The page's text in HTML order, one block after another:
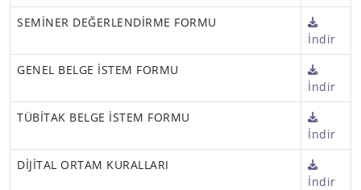
SEMİNER DEĞERLENDİRME FORMU
İndir
GENEL BELGE İSTEM FORMU
İndir
TÜBİTAK BELGE İSTEM FORMU
İndir
DİJİTAL ORTAM KURALLARI
İndir